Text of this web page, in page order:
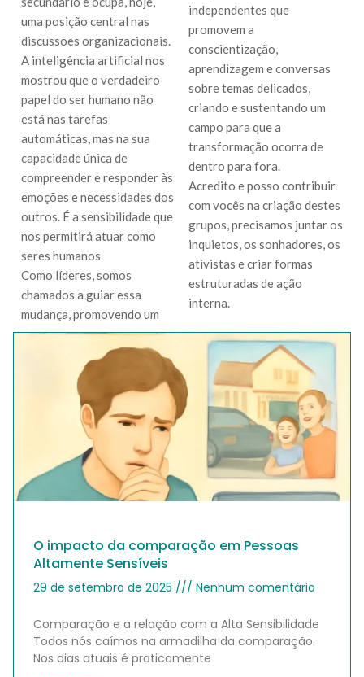
uma posição central nas
discussões organizacionais.
A inteligência artificial nos
mostrou que o verdadeiro
papel do ser humano não
está nas tarefas
automáticas, mas na sua
capacidade única de
compreender e responder às
emoções e necessidades dos
outros. É a sensibilidade que
nos permitirá atuar como
seres humanos
Como líderes, somos
chamados a guiar essa
mudança, promovendo um
independentes que
promovem a
conscientização,
aprendizagem e conversas
sobre temas delicados,
criando e sustentando um
campo para que a
transformação ocorra de
dentro para fora.
Acredito e posso contribuir
com vocês na criação destes
grupos, precisamos juntar os
inquietos, os sonhadores, os
ativistas e criar formas
estruturadas de ação
interna.
O impacto da comparação em Pessoas
Altamente Sensíveis
29 de setembro de 2025 Nenhum comentário
Comparação e a relação com a Alta Sensibilidade
Todos nós caímos na armadilha da comparação.
Nos dias atuais é praticamente